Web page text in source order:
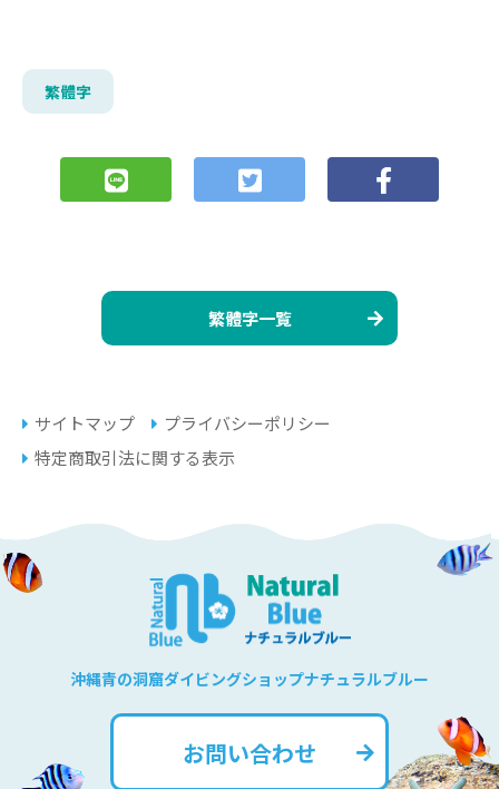
繁體字
繁體字一覧
サイトマップ
プライバシーポリシー
特定商取引法に関する表示
沖縄青の洞窟ダイビングショップナチュラルブルー
お問い合わせ